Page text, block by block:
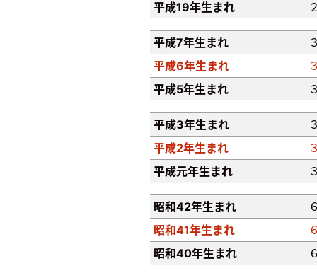
平成19年生まれ
平成7年生まれ
平成6年生まれ
平成5年生まれ
平成3年生まれ
平成2年生まれ
平成元年生まれ
昭和42年生まれ
昭和41年生まれ
昭和40年生まれ